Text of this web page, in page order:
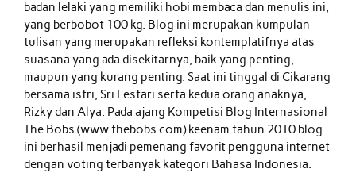
badan lelaki yang memiliki hobi membaca dan menulis ini,
yang berbobot 100 kg. Blog ini merupakan kumpulan
tulisan yang merupakan refleksi kontemplatifnya atas
suasana yang ada disekitarnya, baik yang penting,
maupun yang kurang penting. Saat ini tinggal di Cikarang
bersama istri, Sri Lestari serta kedua orang anaknya,
Rizky dan Alya. Pada ajang Kompetisi Blog Internasional
The Bobs (www.thebobs.com) keenam tahun 2010 blog
ini berhasil menjadi pemenang favorit pengguna internet
dengan voting terbanyak kategori Bahasa Indonesia.